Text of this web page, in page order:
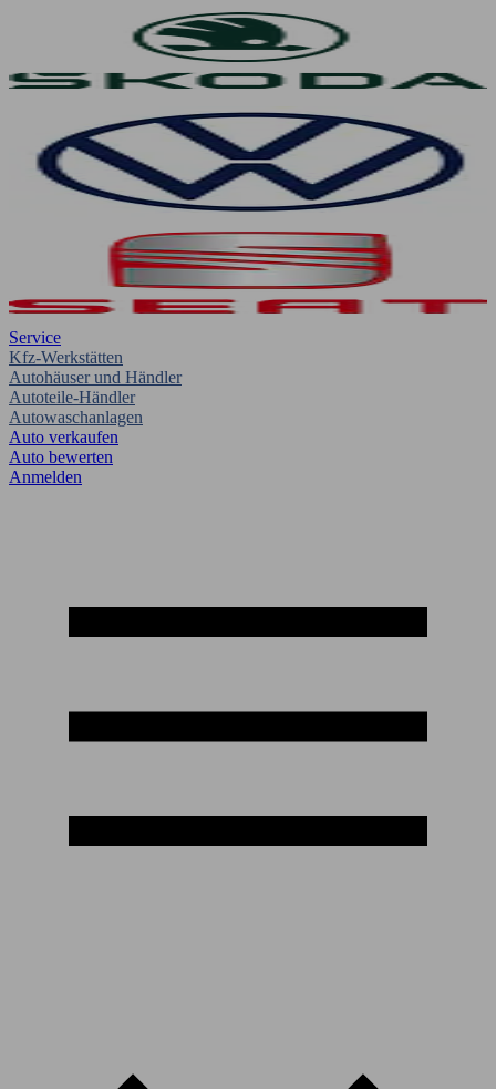
Service
Kfz-Werkstätten
Autohäuser und Händler
Autoteile-Händler
Autowaschanlagen
Auto verkaufen
Auto bewerten
Anmelden